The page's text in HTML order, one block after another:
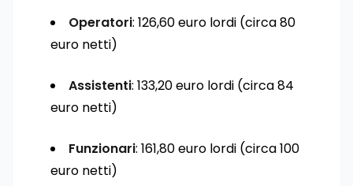
Operatori: 126,60 euro lordi (circa 80
euro netti)
Assistenti: 133,20 euro lordi (circa 84
euro netti)
Funzionari: 161,80 euro lordi (circa 100
euro netti)